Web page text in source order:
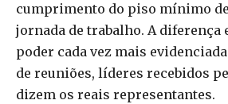
cumprimento do piso mínimo
jornada de trabalho. A diferença
poder cada vez mais
de reuniões, líderes recebidos
dizem os reais representantes.